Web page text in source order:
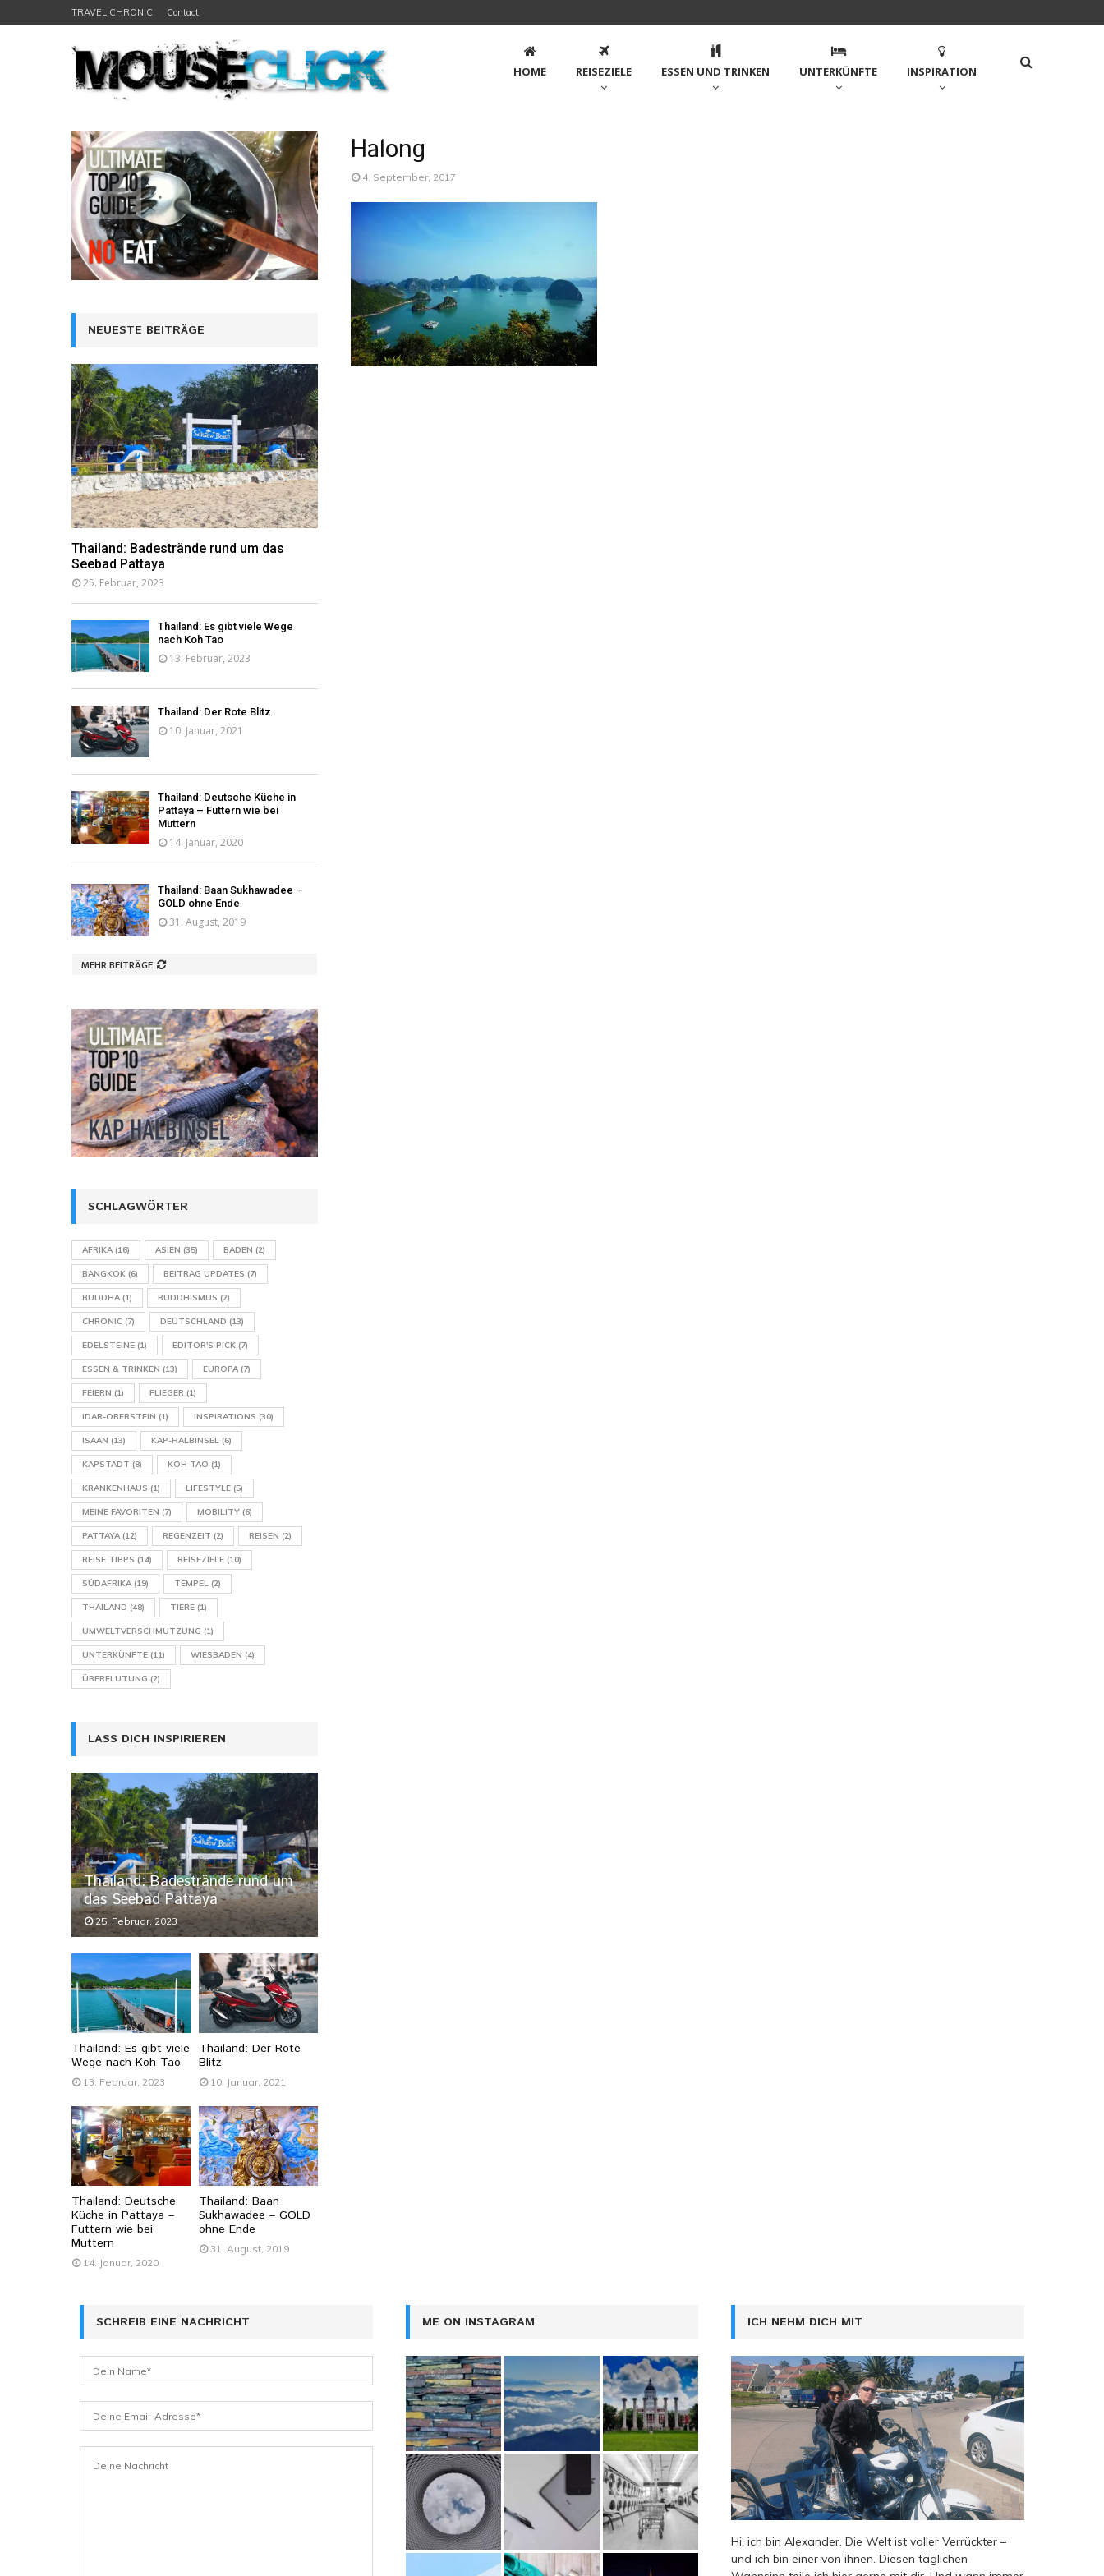
TRAVEL CHRONIC Contact
HOME REISEZIELE ESSEN UND TRINKEN UNTERKÜNFTE INSPIRATION
Halong
4. September, 2017
NEUESTE BEITRÄGE
Thailand: Badestrände rund um das
Seebad Pattaya
25. Februar, 2023
Thailand: Es gibt viele Wege
nach Koh Tao
13. Februar, 2023
Thailand: Der Rote Blitz
10. Januar, 2021
Thailand: Deutsche Küche in
Pattaya – Futtern wie bei
Muttern
14. Januar, 2020
Thailand: Baan Sukhawadee –
GOLD ohne Ende
31. August, 2019
MEHR BEITRÄGE
SCHLAGWÖRTER
AFRIKA(16) ASIEN (35) BADEN (2)
BANGKOK (6) BEITRAG UPDATES (7)
BUDDHA(1) BUDDHISMUS (2)
CHRONIC (7) DEUTSCHLAND (13)
EDELSTEINE (1) EDITOR'S PICK (7)
ESSEN & TRINKEN (13) EUROPA(7)
FEIERN (1) FLIEGER (1)
IDAR-OBERSTEIN (1) INSPIRATIONS (30)
ISAAN (13) KAP-HALBINSEL (6)
KAPSTADT (8) KOH TAO (1)
KRANKENHAUS (1) LIFESTYLE (5)
MEINE FAVORITEN (7) MOBILITY (6)
PATTAYA(12) REGENZEIT (2) REISEN (2)
REISE TIPPS (14) REISEZIELE (10)
SÜDAFRIKA(19) TEMPEL (2)
THAILAND (48) TIERE (1)
UMWELTVERSCHMUTZUNG (1)
UNTERKÜNFTE (11) WIESBADEN (4)
ÜBERFLUTUNG (2)
LASS DICH INSPIRIEREN
Thailand: Badestrände rund um
das Seebad Pattaya
25. Februar, 2023
Thailand: Es gibt viele
Wege nach Koh Tao
13. Februar, 2023
Thailand: Der Rote
Blitz
10. Januar, 2021
Thailand: Deutsche
Küche in Pattaya –
Futtern wie bei
Muttern
14. Januar, 2020
Thailand: Baan
Sukhawadee – GOLD
ohne Ende
31. August, 2019
SCHREIB EINE NACHRICHT ME ON INSTAGRAM ICH NEHM DICH MIT
Hi, ich bin Alexander. Die Welt ist voller Verrückter –
und ich bin einer von ihnen. Diesen täglichen